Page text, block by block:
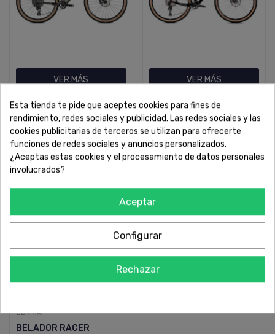
VER MÁS
MAKO 7.1 M KERONITE
VER MÁS
BRAVO 6.1
BERRIA
BELADOR RACER
Esta tienda te pide que aceptes cookies para fines de
rendimiento, redes sociales y publicidad. Las redes sociales y las
cookies publicitarias de terceros se utilizan para ofrecerte
funciones de redes sociales y anuncios personalizados.
¿Aceptas estas cookies y el procesamiento de datos personales
involucrados?
Aceptar
Configurar
Rechazar